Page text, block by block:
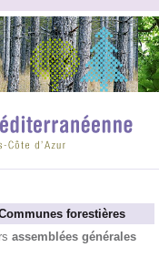
forestières
assemblées générales